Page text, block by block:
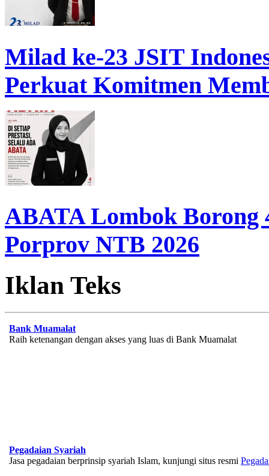
Milad ke-23 JSIT
Perkuat Komitmen
ABATA Lombok Borong
Porprov NTB 2026
Iklan Teks
Bank Muamalat
Raih ketenangan dengan akses yang luas di Bank Muamalat
Pegadaian Syariah
Jasa pegadaian berprinsip syariah Islam, kunjungi situs resmi